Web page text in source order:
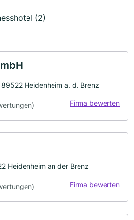
(2)
Heidenheim a. d. Brenz
Firma bewerten
Heidenheim an der Brenz
Firma bewerten